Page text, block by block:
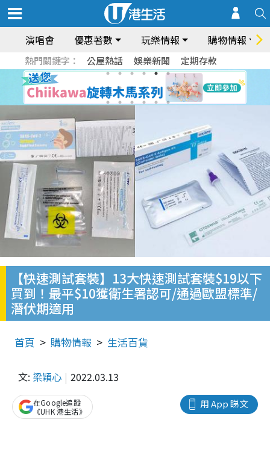
演唱會 優惠著數 玩樂情報 購物情報
熱門關鍵字： 公屋熱話 娛樂新聞 定期存款
【快速測試套裝】13大快速測試套裝$19以下
買到！最平$10獲衛生署認可/通過歐盟標準/
潛伏期適用
首頁 購物情報 生活百貨
文: 梁穎心 2022.03.13
用 App 睇文
在Google追蹤
《UHK 港生活》